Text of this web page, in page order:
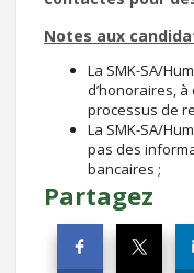
Notes aux
La SMK-SA/
d’honoraires,
processus de
La SMK-SA/
pas des
bancaires ;
Partagez